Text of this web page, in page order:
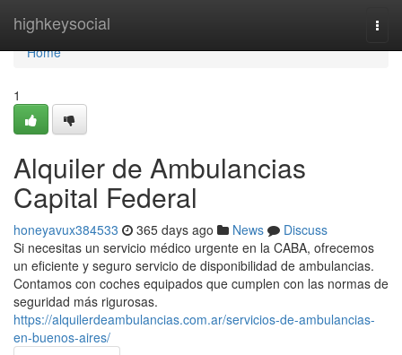
highkeysocial
Home
Home
1
Alquiler de Ambulancias
Capital Federal
honeyavux384533 365 days ago News
Discuss
Si necesitas un servicio médico urgente en la CABA, ofrecemos
un eficiente y seguro servicio de disponibilidad de ambulancias.
Contamos con coches equipados que cumplen con las normas de
seguridad más rigurosas.
https://alquilerdeambulancias.com.ar/servicios-de-ambulancias-
en-buenos-aires/